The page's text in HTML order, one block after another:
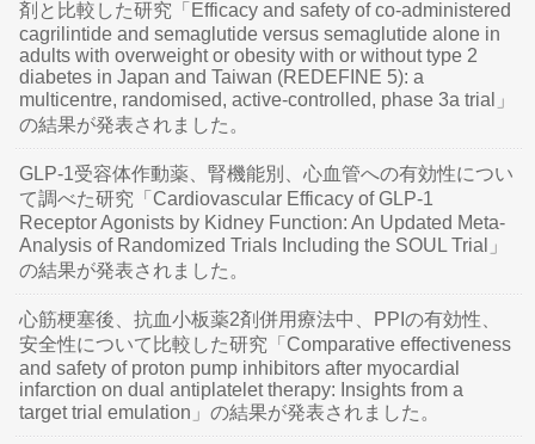
剤と比較した研究「Efficacy and safety of co-administered
cagrilintide and semaglutide versus semaglutide alone in
adults with overweight or obesity with or without type 2
diabetes in Japan and Taiwan (REDEFINE 5): a
multicentre, randomised, active-controlled, phase 3a trial」
の結果が発表されました。
GLP-1受容体作動薬、腎機能別、心血管への有効性につい
て調べた研究「Cardiovascular Efficacy of GLP-1
Receptor Agonists by Kidney Function: An Updated Meta-
Analysis of Randomized Trials Including the SOUL Trial」
の結果が発表されました。
心筋梗塞後、抗血小板薬2剤併用療法中、PPIの有効性、
安全性について比較した研究「Comparative effectiveness
and safety of proton pump inhibitors after myocardial
infarction on dual antiplatelet therapy: Insights from a
target trial emulation」の結果が発表されました。